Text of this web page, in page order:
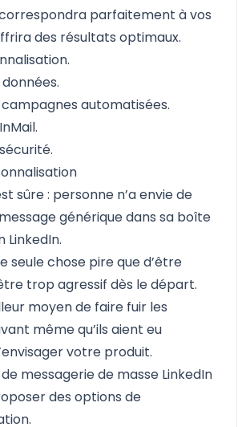
correspondra parfaitement à vos
des résultats optimaux.
automatisées.
sûre : personne n’a envie de
générique dans sa boîte
LinkedIn.
seule chose pire que d’être
trop agressif dès le départ.
moyen de faire fuir les
même qu’ils aient eu
votre produit.
messagerie de masse LinkedIn
des options de